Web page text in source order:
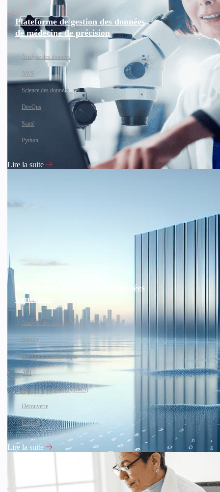
Plateforme de gestion des données
de médecine de précision
Analyse des données
AWS
Science des données
DevOps
Santé
Python
Lire la suite
Référentiel de gestion des données
bancaires
Analyse des données
Banque
Intelligence économique
API
Gestion des données (DMS)
Découverte
FinTech
Lire la suite